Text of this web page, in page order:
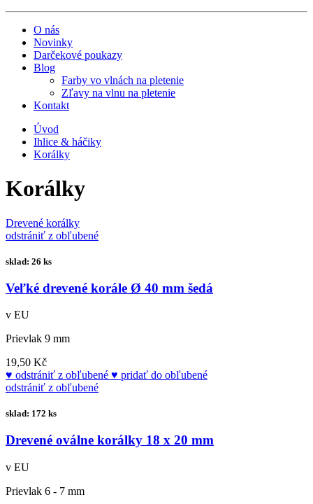
O nás
Novinky
Darčekové poukazy
Blog
Farby vo vlnách na pletenie
Zľavy na vlnu na pletenie
Kontakt
Úvod
Ihlice & háčiky
Korálky
Korálky
Drevené korálky
odstrániť z obľubené
sklad: 26 ks
Veľké drevené korále Ø 40 mm šedá
v EU
Prievlak 9 mm
19,50 Kč
odstrániť z obľubené
pridať do obľubené
odstrániť z obľubené
sklad: 172 ks
Drevené oválne korálky 18 x 20 mm
v EU
Prievlak 6 - 7 mm